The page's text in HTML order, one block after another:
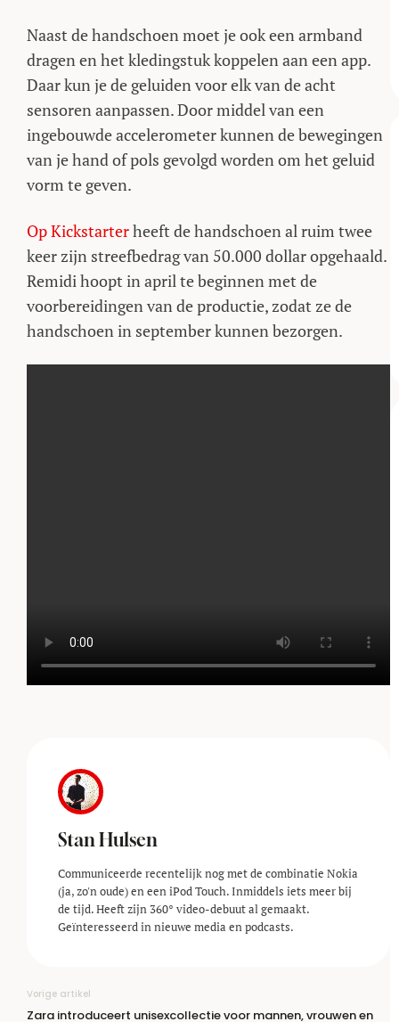
Naast de handschoen moet je ook een armband
dragen en het kledingstuk koppelen aan een app.
Daar kun je de geluiden voor elk van de acht
sensoren aanpassen. Door middel van een
ingebouwde accelerometer kunnen de bewegingen
van je hand of pols gevolgd worden om het geluid
vorm te geven.
Op Kickstarterheeft de handschoen al ruim twee
keer zijn streefbedrag van 50.000 dollar opgehaald.
Remidi hoopt in april te beginnen met de
voorbereidingen van de productie, zodat ze de
handschoen in september kunnen bezorgen.
Stan Hulsen
Communiceerde recentelijk nog met de combinatie Nokia
(ja, zo'n oude) en een iPod Touch. Inmiddels iets meer bij
de tijd. Heeft zijn 360° video-debuut al gemaakt.
Geïnteresseerd in nieuwe media en podcasts.
Vorige artikel
Zara introduceert unisexcollectie voor mannen, vrouwen en